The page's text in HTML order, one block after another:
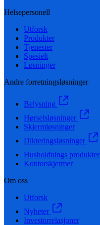
Helsepersonell
Utforsk
Produkter
Tjenester
Spesielt
Løsninger
Andre forretningsløsninger
Belysning
Hørselsløsninger
Skjermløsninger
Dikteringsløsninger
Husholdnings produkter
Kontorskjermer
Om oss
Utforsk
Nyheter
Investorrelasjoner